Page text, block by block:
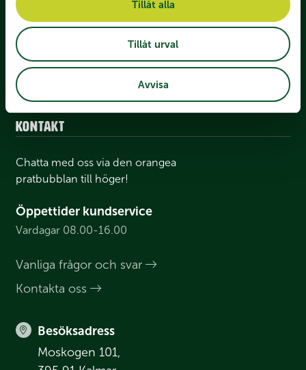
Tillåt alla
Tillåt urval
Avvisa
Kontakt
Chatta med oss via den orangea
pratbubblan till höger!
Öppettider kundservice
Vardagar 08.00-16.00
Vanliga frågor och svar
Kontakta oss
Besöksadress
Moskogen 101,